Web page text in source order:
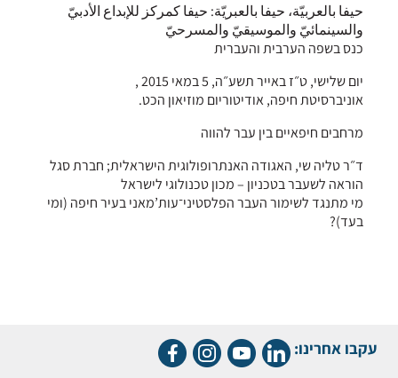
حيفا بالعربيّة، حيفا بالعبريّة: حيفا كمركز للإبداع الأدبيّ
والسينمائيّ والموسيقيّ والمسرحيّ
כנס בשפה הערבית והעברית
יום שלישי, ט״ז באייר תשע״ה, 5 במאי 2015 ,
אוניברסיטת חיפה, אודיטוריום מוזיאון הכט.
מרחבים חיפאיים בין עבר להווה
ד״ר טליה שי, האגודה האנתרופולוגית הישראלית; חברת סגל
הוראה לשעבר בטכניון – מכון טכנולוגי לישראל
מי מתנגד לשימור העבר הפלסטיני־עות’מאני בעיר חיפה (ומי
בעד)?
עקבו אחרינו: